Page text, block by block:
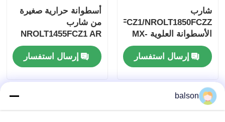
شارب
NROLT1850FCZ1/NROLT1850FCZZ
الأسطوانة العلوية MX-
M623N/M623U/M753N/M753U
إرسال استفسار
أسطوانة حرارية صغيرة
من شارب
NROLT1455FCZ1 AR
M550/M620/M700
إرسال استفسار
balson